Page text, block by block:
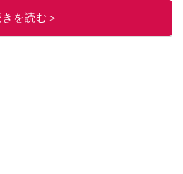
情報をお届けしているので、ぜひ
！を読む＞